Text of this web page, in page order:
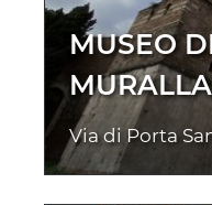
MUSEO
Via di Porta